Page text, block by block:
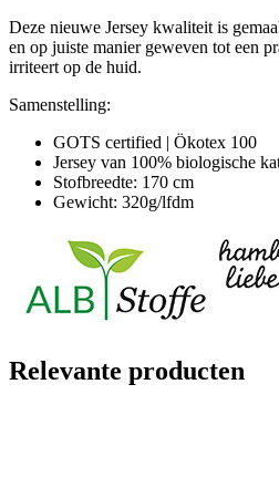
Deze nieuwe Jersey kwaliteit is
en op juiste manier geweven tot een
irriteert op de huid.
Samenstelling:
GOTS certified | Ökotex 100
Jersey van 100% biologische
Stofbreedte: 170 cm
Gewicht: 320g/lfdm
Relevante producten